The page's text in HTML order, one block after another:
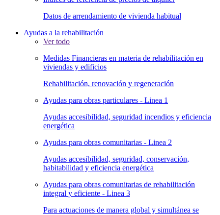
Datos de arrendamiento de vivienda habitual
Ayudas a la rehabilitación
Ver todo
Medidas Financieras en materia de rehabilitación en
viviendas y edificios
Rehabilitación, renovación y regeneración
Ayudas para obras particulares - Linea 1
Ayudas accesibilidad, seguridad incendios y eficiencia
energética
Ayudas para obras comunitarias - Linea 2
Ayudas accesibilidad, seguridad, conservación,
habitabilidad y eficiencia energética
Ayudas para obras comunitarias de rehabilitación
integral y eficiente - Linea 3
Para actuaciones de manera global y simultánea se